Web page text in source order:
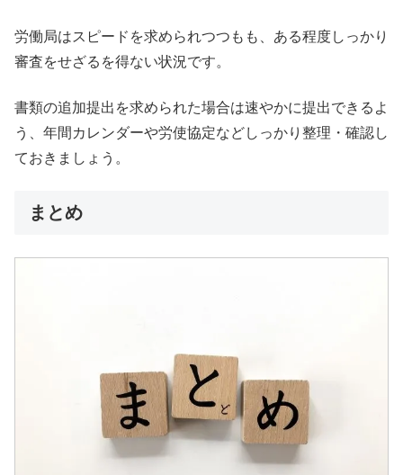
労働局はスピードを求められつつもも、ある程度しっかり
審査をせざるを得ない状況です。
書類の追加提出を求められた場合は速やかに提出できるよ
う、年間カレンダーや労使協定などしっかり整理・確認し
ておきましょう。
まとめ